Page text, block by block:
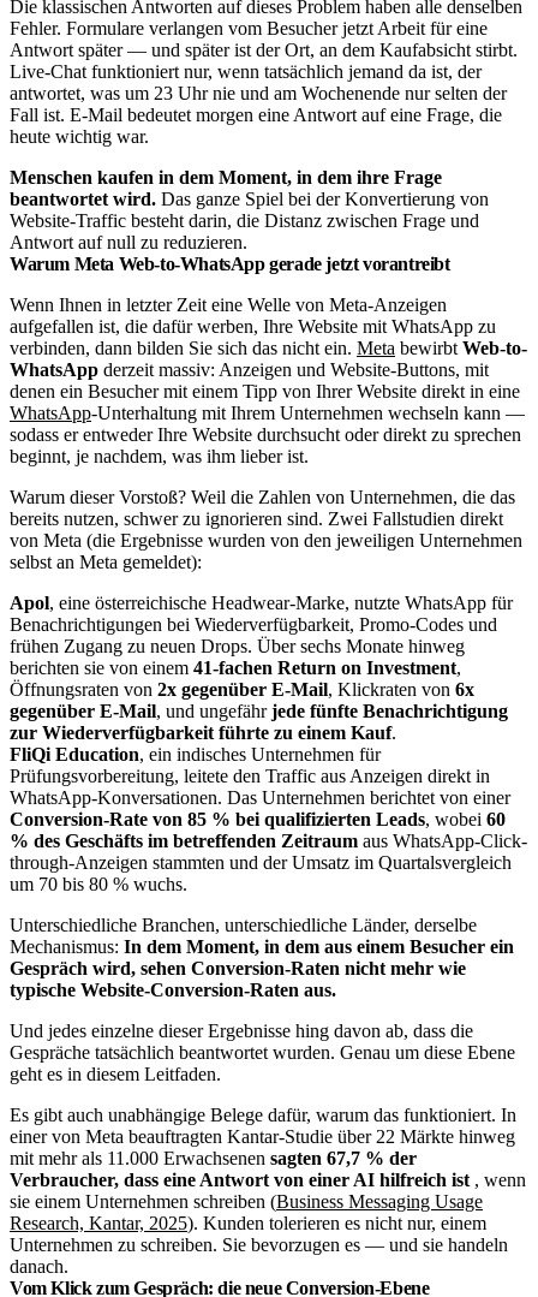
Die klassischen Antworten auf dieses Problem haben alle denselben
Fehler. Formulare verlangen vom Besucher jetzt Arbeit für eine
Antwort später — und später ist der Ort, an dem Kaufabsicht stirbt.
Live-Chat funktioniert nur, wenn tatsächlich jemand da ist, der
antwortet, was um 23 Uhr nie und am Wochenende nur selten der
Fall ist. E-Mail bedeutet morgen eine Antwort auf eine Frage, die
heute wichtig war.
Menschen kaufen in dem Moment, in dem ihre Frage
beantwortet wird. Das ganze Spiel bei der Konvertierung von
Website-Traffic besteht darin, die Distanz zwischen Frage und
Antwort auf null zu reduzieren.
Warum Meta Web-to-WhatsApp gerade jetzt vorantreibt
Wenn Ihnen in letzter Zeit eine Welle von Meta-Anzeigen
aufgefallen ist, die dafür werben, Ihre Website mit WhatsApp zu
verbinden, dann bilden Sie sich das nicht ein. Meta bewirbt Web-to-
WhatsApp derzeit massiv: Anzeigen und Website-Buttons, mit
denen ein Besucher mit einem Tipp von Ihrer Website direkt in eine
WhatsApp-Unterhaltung mit Ihrem Unternehmen wechseln kann —
sodass er entweder Ihre Website durchsucht oder direkt zu sprechen
beginnt, je nachdem, was ihm lieber ist.
Warum dieser Vorstoß? Weil die Zahlen von Unternehmen, die das
bereits nutzen, schwer zu ignorieren sind. Zwei Fallstudien direkt
von Meta (die Ergebnisse wurden von den jeweiligen Unternehmen
selbst an Meta gemeldet):
Apol, eine österreichische Headwear-Marke, nutzte WhatsApp für
Benachrichtigungen bei Wiederverfügbarkeit, Promo-Codes und
frühen Zugang zu neuen Drops. Über sechs Monate hinweg
berichten sie von einem 41-fachen Return on Investment,
Öffnungsraten von 2x gegenüber E-Mail, Klickraten von 6x
gegenüber E-Mail, und ungefährjede fünfte Benachrichtigung
zur Wiederverfügbarkeit führte zu einem Kauf.
FliQi Education, ein indisches Unternehmen für
Prüfungsvorbereitung, leitete den Traffic aus Anzeigen direkt in
WhatsApp-Konversationen. Das Unternehmen berichtet von einer
Conversion-Rate von 85 % bei qualifizierten Leads, wobei 60
% des Geschäfts im betreffenden Zeitraum aus WhatsApp-Click-
through-Anzeigen stammten und der Umsatz im Quartalsvergleich
um 70 bis 80 % wuchs.
Unterschiedliche Branchen, unterschiedliche Länder, derselbe
Mechanismus: In dem Moment, in dem aus einem Besucher ein
Gespräch wird, sehen Conversion-Raten nicht mehr wie
typische Website-Conversion-Raten aus.
Und jedes einzelne dieser Ergebnisse hing davon ab, dass die
Gespräche tatsächlich beantwortet wurden. Genau um diese Ebene
geht es in diesem Leitfaden.
Es gibt auch unabhängige Belege dafür, warum das funktioniert. In
einer von Meta beauftragten Kantar-Studie über 22 Märkte hinweg
mit mehr als 11.000 Erwachsenen sagten 67,7 % der
Verbraucher, dass eine Antwort von einer AI hilfreich ist , wenn
sie einem Unternehmen schreiben (Business Messaging Usage
Research, Kantar, 2025). Kunden tolerieren es nicht nur, einem
Unternehmen zu schreiben. Sie bevorzugen es — und sie handeln
danach.
Vom Klick zum Gespräch: die neue Conversion-Ebene